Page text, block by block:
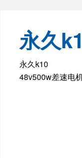
BICYCLE
ELECTRIC BIKE
永久
永久k10
48v500w差速电